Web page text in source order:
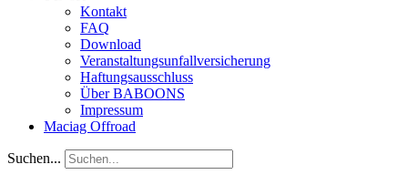
Kontakt
FAQ
Download
Veranstaltungsunfallversicherung
Haftungsausschluss
Über BABOONS
Impressum
Maciag Offroad
Suchen...